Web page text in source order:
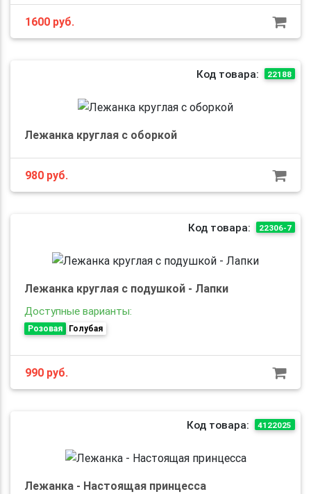
1600 руб.
Код товара: 22188
Лежанка круглая с оборкой
980 руб.
Код товара: 22306-7
Лежанка круглая с подушкой - Лапки
Доступные варианты:
Розовая Голубая
990 руб.
Код товара: 4122025
Лежанка - Настоящая принцесса